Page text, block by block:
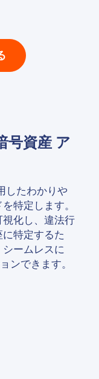
号資産 ア
したわかりや
特定します。
化し、違法行
特定するた
ームレスに
ンできます。